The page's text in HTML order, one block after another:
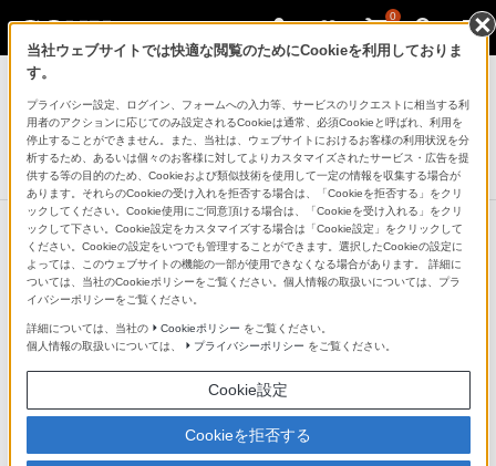
0
ヘッドホン
ワイヤレスノイズキャンセリングステレオヘッドセット
WI-C600N
DISCONTINUED 生産完了
当社ウェブサイトでは快適な閲覧のためにCookieを利用しておりま
す。
プライバシー設定、ログイン、フォームへの入力等、サービスのリクエストに相当する利
用者のアクションに応じてのみ設定されるCookieは通常、必須Cookieと呼ばれ、利用を
停止することができません。また、当社は、ウェブサイトにおけるお客様の利用状況を分
析するため、あるいは個々のお客様に対してよりカスタマイズされたサービス・広告を提
供する等の目的のため、Cookieおよび類似技術を使用して一定の情報を収集する場合が
あります。それらのCookieの受け入れを拒否する場合は、「Cookieを拒否する」をクリ
ックしてください。Cookie使用にご同意頂ける場合は、「Cookieを受け入れる」をクリ
ックして下さい。Cookie設定をカスタマイズする場合は「Cookie設定」をクリックして
ください。Cookieの設定をいつでも管理することができます。選択したCookieの設定に
よっては、このウェブサイトの機能の一部が使用できなくなる場合があります。 詳細に
ついては、当社のCookieポリシーをご覧ください。個人情報の取扱いについては、プラ
イバシーポリシーをご覧ください。
詳細については、当社の Cookieポリシー をご覧ください。
個人情報の取扱いについては、
プライバシーポリシー をご覧ください。
Cookie設定
Cookieを拒否する